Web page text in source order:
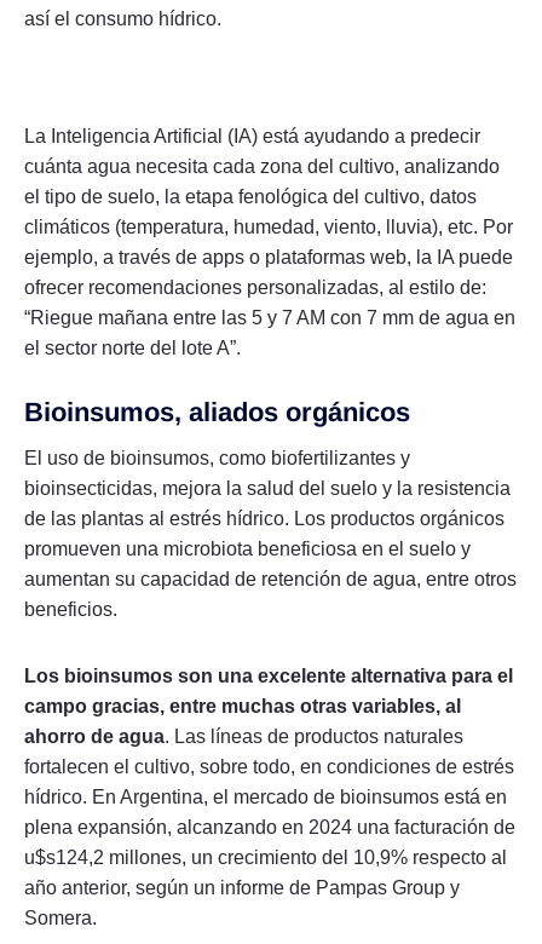
así el consumo hídrico.
La Inteligencia Artificial (IA) está ayudando a predecir
cuánta agua necesita cada zona del cultivo, analizando
el tipo de suelo, la etapa fenológica del cultivo, datos
climáticos (temperatura, humedad, viento, lluvia), etc. Por
ejemplo, a través de apps o plataformas web, la IA puede
ofrecer recomendaciones personalizadas, al estilo de:
“Riegue mañana entre las 5 y 7 AM con 7 mm de agua en
el sector norte del lote A”.
Bioinsumos, aliados orgánicos
El uso de bioinsumos, como biofertilizantes y
bioinsecticidas, mejora la salud del suelo y la resistencia
de las plantas al estrés hídrico. Los productos orgánicos
promueven una microbiota beneficiosa en el suelo y
aumentan su capacidad de retención de agua, entre otros
beneficios.
Los bioinsumos son una excelente alternativa para el
campo gracias, entre muchas otras variables, al
ahorro de agua. Las líneas de productos naturales
fortalecen el cultivo, sobre todo, en condiciones de estrés
hídrico. En Argentina, el mercado de bioinsumos está en
plena expansión, alcanzando en 2024 una facturación de
u$s124,2 millones, un crecimiento del 10,9% respecto al
año anterior, según un informe de Pampas Group y
Somera.